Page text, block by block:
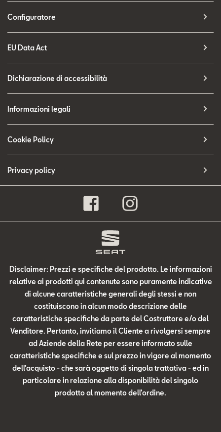
Configuratore
EU Data Act
Dichiarazione di accessibilità
Informazioni legali
Cookie Policy
Privacy policy
Disclaimer: Prezzi e specifiche del prodotto. Le informazioni
relative ai prodotti qui contenute sono puramente indicative
di alcune caratteristiche generali degli stessi e non
costituiscono in alcun modo descrizione delle
caratteristiche specifiche da parte del Costruttore e/o del
Venditore. Pertanto, invitiamo il Cliente a rivolgersi sempre
ad Aziende della Rete per essere informato sulle
caratteristiche specifiche e sul prezzo in vigore al momento
dell’acquisto - che sarà oggetto di singola trattativa - ed in
particolare in relazione alla disponibilità del singolo
prodotto al momento dell’ordine.